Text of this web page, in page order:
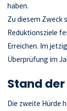
haben.
Zu diesem Zweck
Reduktionsziele
Erreichen. Im
Überprüfung im
Stand
Die zweite Hürde